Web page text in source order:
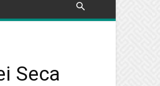
Seca